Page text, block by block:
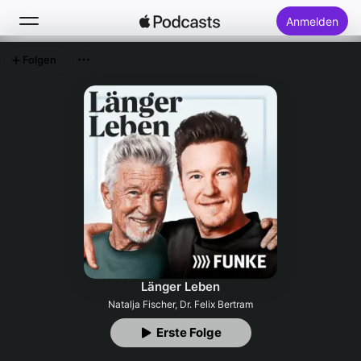
Anmelden
Startseite
Top-Charts
Länger Leben
Natalja Fischer, Dr. Felix Bertram
Erste Folge
Folgen